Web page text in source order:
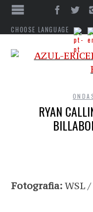
CHOOSE LANGUAGE
RYAN
Fotografia: WSL